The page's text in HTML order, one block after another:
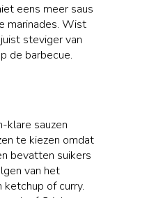
eens meer saus
marinades. Wist
steviger van
de barbecue.
klare sauzen
te kiezen omdat
bevatten suikers
van het
of curry.